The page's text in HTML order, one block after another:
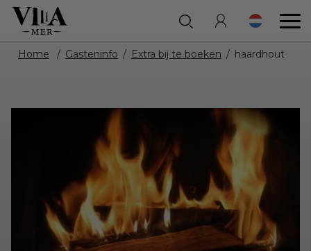
Home Gasteninfo Extra bij te boeken haardhout